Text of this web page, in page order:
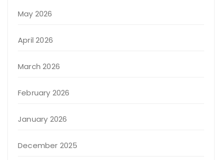
May 2026
April 2026
March 2026
February 2026
January 2026
December 2025